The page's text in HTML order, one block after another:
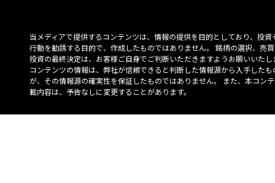
当メディアで提供するコンテンツは、情報の提供を目的としており、投資
行動を勧誘する目的で、作成したものではありません。 銘柄の選択、売
投資の最終決定は、お客様ご自身でご判断いただきますようお願いいたし
コンテンツの情報は、弊社が信頼できると判断した情報源から入手したも
が、その情報源の確実性を保証したものではありません。 また、本コン
載内容は、予告なしに変更することがあります。